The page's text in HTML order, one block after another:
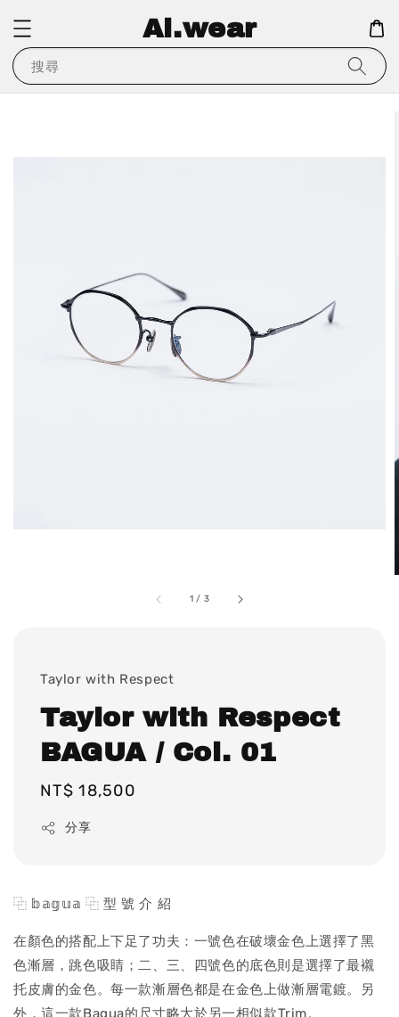
Ai.wear
搜尋
1 / 3
Taylor with Respect
Taylor with Respect
BAGUA / Col. 01
Regular
NT$ 18,500
分享
⿻ 𝕓𝕒𝕘𝕦𝕒 ⿻ 型 號 介 紹
在顏色的搭配上下足了功夫：一號色在破壞金色上選擇了黑
色漸層，跳色吸睛；二、三、四號色的底色則是選擇了最襯
托皮膚的金色。每一款漸層色都是在金色上做漸層電鍍。另
外，這一款Bagua的尺寸略大於另一相似款Trim。